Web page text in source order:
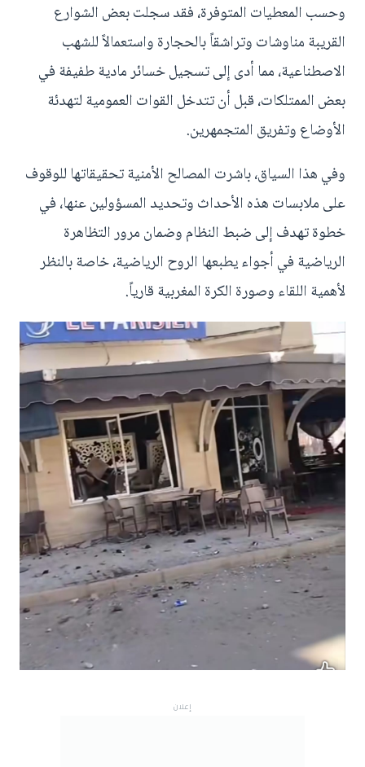
وحسب المعطيات المتوفرة، فقد سجلت بعض الشوارع
القريبة مناوشات وتراشقاً بالحجارة واستعمالاً للشهب
الاصطناعية، مما أدى إلى تسجيل خسائر مادية طفيفة في
بعض الممتلكات، قبل أن تتدخل القوات العمومية لتهدئة
الأوضاع وتفريق المتجمهرين.
وفي هذا السياق، باشرت المصالح الأمنية تحقيقاتها للوقوف
على ملابسات هذه الأحداث وتحديد المسؤولين عنها، في
خطوة تهدف إلى ضبط النظام وضمان مرور التظاهرة
الرياضية في أجواء يطبعها الروح الرياضية، خاصة بالنظر
لأهمية اللقاء وصورة الكرة المغربية قارياً.
إعلان